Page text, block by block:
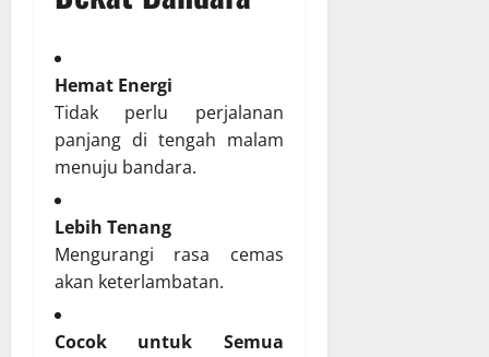
Hemat Energi
Tidak perlu perjalanan
panjang di tengah malam
menuju bandara.
Lebih Tenang
Mengurangi rasa cemas
akan keterlambatan.
Cocok untuk Semua